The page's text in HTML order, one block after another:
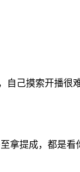
己摸索开播很
拿提成，都是看